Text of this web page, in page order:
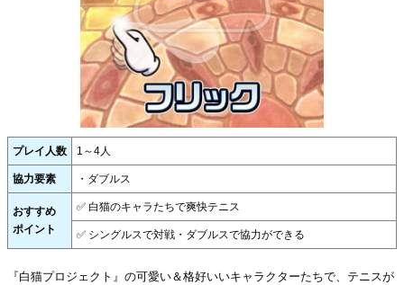
プレイ人数 1～4人
協力要素 ・ダブルス
おすすめ
ポイント
✅ 白猫のキャラたちで爽快テニス
✅ シングルスで対戦・ダブルスで協力ができる
『白猫プロジェクト』の可愛い＆格好いいキャラクターたちで、テニスが